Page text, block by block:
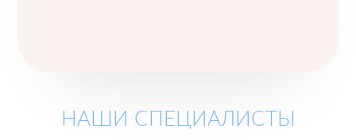
НАШИ СПЕЦИАЛИСТЫ